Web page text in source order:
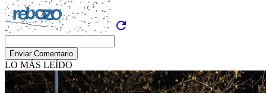
refresh
Enviar Comentario
LO MÁS LEÍDO